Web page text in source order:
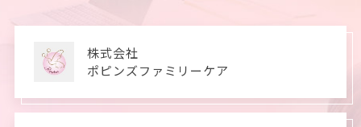
株式会社
ポピンズファミリーケア